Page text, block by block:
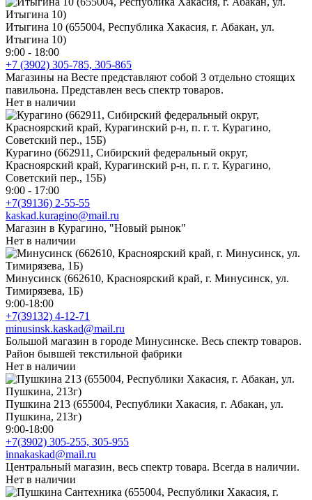
Итыгина 10 (655004, Республика Хакасия, г. Абакан, ул.
Итыгина 10)
9:00 - 18:00
+7 (3902) 305-785, 305-865
Магазины на Весте представляют собой 3 отдельно стоящих
павильона. Представлен весь спектр товаров.
Нет в наличии
Курагино (662911, Сибирский федеральный округ,
Красноярский край, Курагинский р-н, п. г. т. Курагино,
Советский пер., 15Б)
9:00 - 17:00
+7(39136) 2-55-55
kaskad.kuragino@mail.ru
Магазин в Курагино, "Новый рынок"
Нет в наличии
Минусинск (662610, Красноярский край, г. Минусинск, ул.
Тимирязева, 1Б)
9:00-18:00
+7(39132) 4-12-71
minusinsk.kaskad@mail.ru
Большой магазин в городе Минусинске. Весь спектр товаров.
Район бывшей текстильной фабрики
Нет в наличии
Пушкина 213 (655004, Республики Хакасия, г. Абакан, ул.
Пушкина, 213г)
9:00-18:00
+7(3902) 305-255, 305-955
innakaskad@mail.ru
Центральный магазин, весь спектр товара. Всегда в наличии.
Нет в наличии